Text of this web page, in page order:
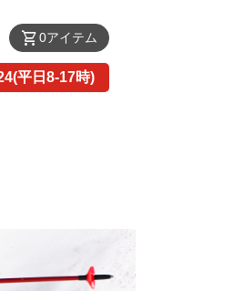
shopping_cart0アイテム
平日8-17時)